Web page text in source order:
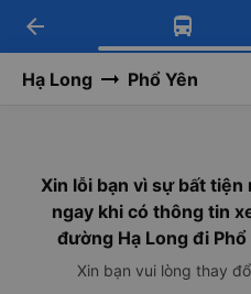
Tải app
Nhận ưu đãi
Tải app Vexere
-30k/ghế khi đặt
arrow_back
Hạ Long Phổ Yên
Xin lỗi bạn vì sự bất tiện
ngay khi có thông tin
đường Hạ Long đi
Xin bạn vui lòng thay